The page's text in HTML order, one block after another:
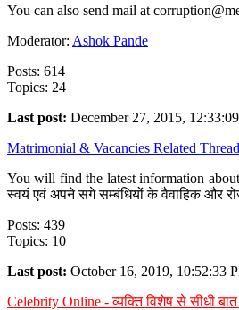
You can also send mail at
Moderator: Ashok Pande
Posts: 614
Topics: 24
Last post: December 27, 2015,
Matrimonial & Vacancies Related
You will find the latest information
स्वयं एवं अपने सगे सम्बंधियों के वैवाहिक और
Posts: 439
Topics: 10
Last post: October 16, 2019, 10:52:33
Celebrity Online - व्यक्ति विशेष से सीधी